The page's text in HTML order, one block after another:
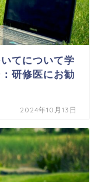
てについて学
研修医にお勧
2024年10月13日